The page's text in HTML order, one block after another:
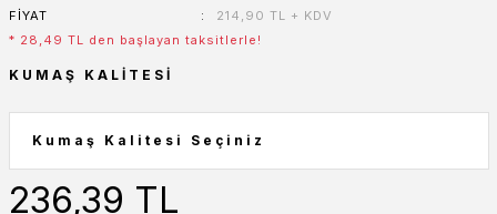
FIYAT
214,90 TL + KDV
* 28,49 TL den başlayan taksitlerle!
KUMAŞ KALITESI
236,39 TL